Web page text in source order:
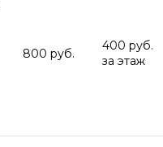
800 руб.
400 руб.
за этаж